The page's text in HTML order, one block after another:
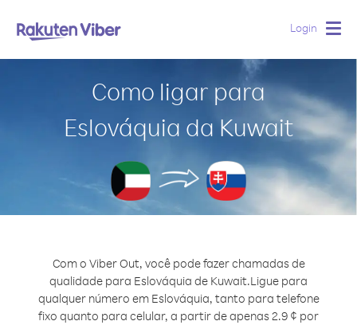
Login
Como ligar para
Eslováquia da Kuwait
Com o Viber Out, você pode fazer chamadas de
qualidade para Eslováquia de Kuwait.Ligue para
qualquer número em Eslováquia, tanto para telefone
fixo quanto para celular, a partir de apenas 2.9 ¢ por